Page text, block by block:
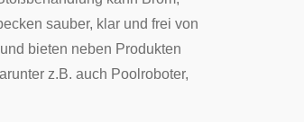
sauber, klar und frei von
bieten neben Produkten
z.B. auch Poolroboter,